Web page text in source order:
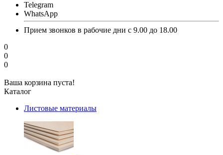
Telegram
WhatsApp
Прием звонков в рабочие дни с 9.00 до 18.00
0
0
0
Ваша корзина пуста!
Каталог
Листовые материалы